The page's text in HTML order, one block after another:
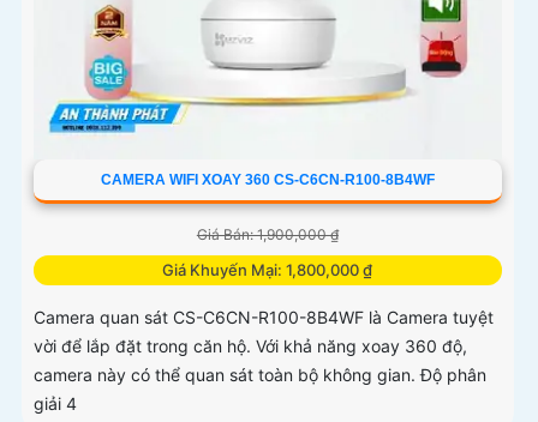
CAMERA WIFI XOAY 360 CS-C6CN-R100-8B4WF
Giá Bán: 1,900,000 ₫
Giá Khuyến Mại: 1,800,000 ₫
Camera quan sát CS-C6CN-R100-8B4WF là Camera tuyệt
vời để lắp đặt trong căn hộ. Với khả năng xoay 360 độ,
camera này có thể quan sát toàn bộ không gian. Độ phân
giải 4